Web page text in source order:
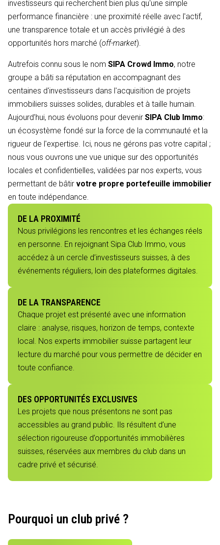
investisseurs qui recherchent bien plus qu'une simple
performance financière : une proximité réelle avec l'actif,
une transparence totale et un accès privilégié à des
opportunités hors marché (off-market).
Autrefois connu sous le nom SIPA Crowd Immo, notre
groupe a bâti sa réputation en accompagnant des
centaines d'investisseurs dans l'acquisition de projets
immobiliers suisses solides, durables et à taille humain.
Aujourd’hui, nous évoluons pour devenir SIPA Club Immo:
un écosystème fondé sur la force de la communauté et la
rigueur de l'expertise. Ici, nous ne gérons pas votre capital ;
nous vous ouvrons une vue unique sur des opportunités
locales et confidentielles, validées par nos experts, vous
permettant de bâtir votre propre portefeuille immobilier
en toute indépendance.
DE LA PROXIMITÉ
Nous privilégions les rencontres et les échanges réels
en personne. En rejoignant Sipa Club Immo, vous
accédez à un cercle d’investisseurs suisses, à des
événements réguliers, loin des plateformes digitales.
DE LA TRANSPARENCE
Chaque projet est présenté avec une information
claire : analyse, risques, horizon de temps, contexte
local. Nos experts immobilier suisse partagent leur
lecture du marché pour vous permettre de décider en
toute confiance.
DES OPPORTUNITÉS EXCLUSIVES
Les projets que nous présentons ne sont pas
accessibles au grand public. Ils résultent d’une
sélection rigoureuse d’opportunités immobilières
suisses, réservées aux membres du club dans un
cadre privé et sécurisé.
Pourquoi un club privé ?